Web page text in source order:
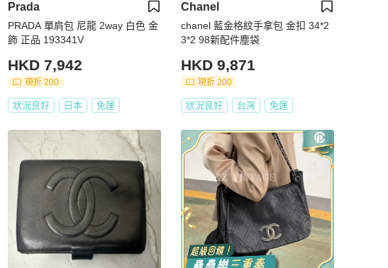
Prada
PRADA 單肩包 尼龍 2way 白色 金
飾 正品 193341V
HKD 7,942
現折 200
狀況良好 日本 免運
Chanel
chanel 藍金格紋手拿包 金扣 34*2
3*2 98新配件塵袋
HKD 9,871
現折 200
狀況良好 台灣 免運